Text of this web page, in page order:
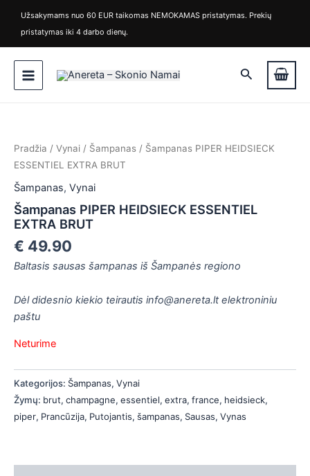
turinio
Užsakymams nuo 60 EUR taikomas NEMOKAMAS pristatymas. Prekių
pristatymas iki 4 darbo dienų.
Main
Menu
Paieška
Pradžia / Vynai / Šampanas / Šampanas PIPER HEIDSIECK
ESSENTIEL EXTRA BRUT
Šampanas, Vynai
Šampanas PIPER HEIDSIECK ESSENTIEL
EXTRA BRUT
€ 49.90
Baltasis sausas šampanas iš Šampanės regiono
Dėl didesnio kiekio teirautis info@anereta.lt elektroniniu
paštu
Neturime
Kategorijos: Šampanas, Vynai
Žymų: brut, champagne, essentiel, extra, france, heidsieck,
piper, Prancūzija, Putojantis, šampanas, Sausas, Vynas